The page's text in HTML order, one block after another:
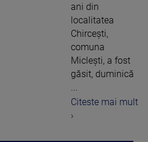
ani din
localitatea
Chirceşti,
comuna
Micleşti, a fost
găsit, duminică
...
Citeste mai mult
›